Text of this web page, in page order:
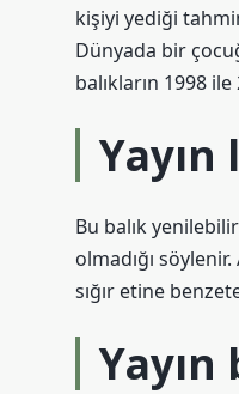
kişiyi yediği
Dünyada bir
balıkların 1998
Bu balık
olmadığı
sığır etine
Yayın